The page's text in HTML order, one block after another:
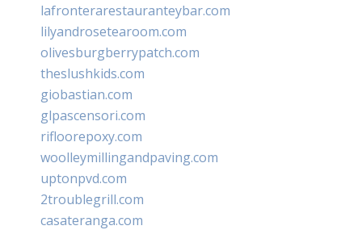
lafronterarestauranteybar.com
lilyandrosetearoom.com
olivesburgberrypatch.com
theslushkids.com
giobastian.com
glpascensori.com
rifloorepoxy.com
woolleymillingandpaving.com
uptonpvd.com
2troublegrill.com
casateranga.com